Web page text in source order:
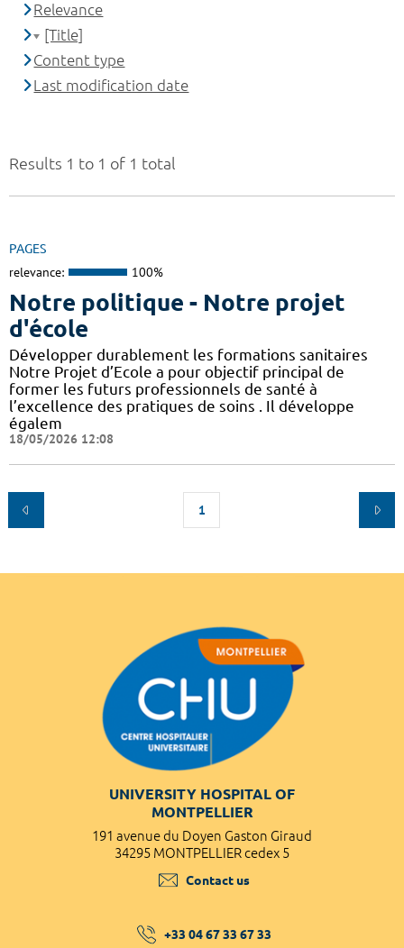
Results 1 to 1 of 1 total
PAGES
relevance: 100%
Notre politique - Notre projet
d'école
Développer durablement les formations sanitaires
Notre Projet d’Ecole a pour objectif principal de
former les futurs professionnels de santé à
l’excellence des pratiques de soins . Il développe
égalem
18/05/2026 12:08
1
Relevance
[Title]
Content type
Last modification date
UNIVERSITY HOSPITAL OF
MONTPELLIER
191 avenue du Doyen Gaston Giraud
34295 MONTPELLIER cedex 5
Contact us
+33 04 67 33 67 33